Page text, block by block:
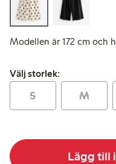
Modellen är 172 cm och
Välj storlek:
Välj storlek:
S M
Lägg till